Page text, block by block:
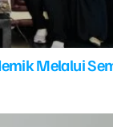
Melalui